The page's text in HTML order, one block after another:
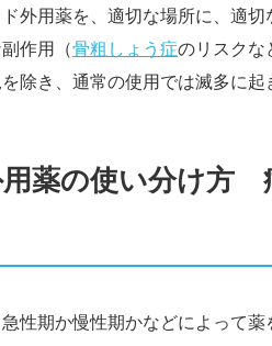
外用薬を、適切な場所に、適
作用（骨粗しょう症のリスクな
除き、通常の使用では滅多に
薬の使い分け方
性期か慢性期かなどによって薬